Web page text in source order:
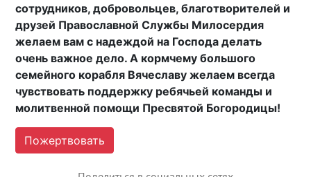
сотрудников, добровольцев, благотворителей и
друзей Православной Службы Милосердия
желаем вам с надеждой на Господа делать
очень важное дело. А кормчему большого
семейного корабля Вячеславу желаем всегда
чувствовать поддержку ребячьей команды и
молитвенной помощи Пресвятой Богородицы!
Пожертвовать